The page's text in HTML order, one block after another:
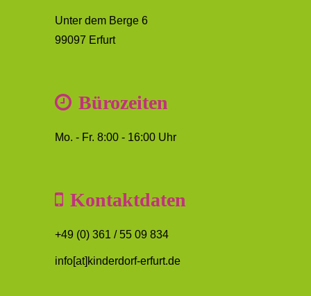
Unter dem Berge 6
99097 Erfurt
Bürozeiten
Mo. - Fr. 8:00 - 16:00 Uhr
Kontaktdaten
+49 (0) 361 / 55 09 834
info[at]kinderdorf-erfurt.de